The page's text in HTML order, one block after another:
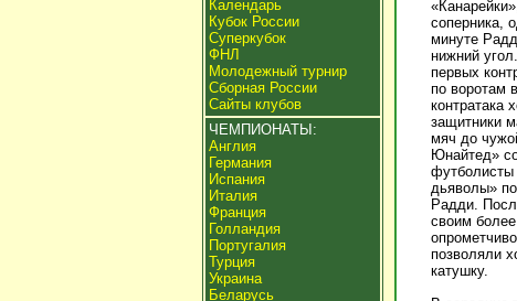
Календарь
Кубок России
Суперкубок
ФНЛ
Молодежный турнир
Сборная России
Сайты клубов
ЧЕМПИОНАТЫ:
Англия
Германия
Испания
Италия
Франция
Голландия
Португалия
Турция
Украина
Беларусь
соперника,
минуте
нижний
первых
по воротам
контратака
защитники
мяч до
Юнайтед»
футболисты
дьяволы»
Радди.
своим
позволяли
катушку.